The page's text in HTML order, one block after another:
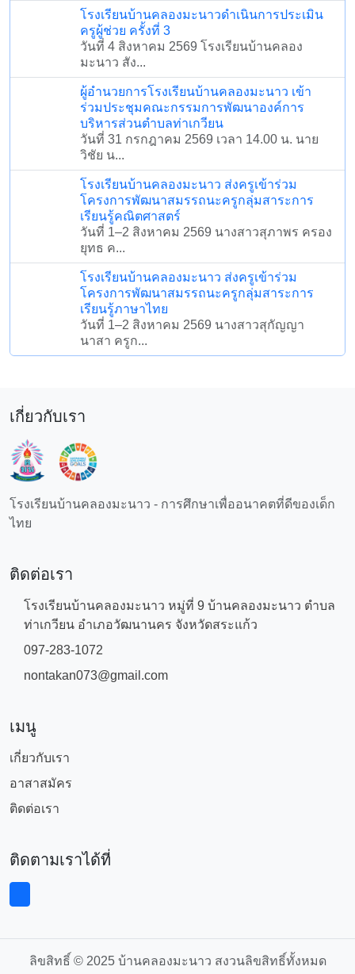
ผู้อำนวยการโรงเรียนบ้านคลองมะนาว เข้าร่วม
ประชุมคณะกรรมการพัฒนาองค์การบริหารส่วน
ตำบลท่าเกวียน
วันที่ 31 กรกฎาคม 2569 เวลา 14.00 น. นายวิชัย
น...
โรงเรียนบ้านคลองมะนาว ส่งครูเข้าร่วมโครงการ
พัฒนาสมรรถนะครูกลุ่มสาระการเรียนรู้
คณิตศาสตร์
วันที่ 1–2 สิงหาคม 2569 นางสาวสุภาพร ครอง
ยุทธ ค...
โรงเรียนบ้านคลองมะนาว ส่งครูเข้าร่วมโครงการ
พัฒนาสมรรถนะครูกลุ่มสาระการเรียนรู้ภาษาไทย
วันที่ 1–2 สิงหาคม 2569 นางสาวสุกัญญา นาสา
ครูก...
โรงเรียนบ้านคลองมะนาว - การศึกษาเพื่ออนาคตที่ดีของเด็กไทย
ติดต่อเรา
เกวียน อำเภอวัฒนานคร จังหวัดสระแก้ว
เมนู
เกี่ยวกับเรา
อาสาสมัคร
ติดตามเราได้ที่
ลิขสิทธิ์ © 2025 บ้านคลองมะนาว สงวนลิขสิทธิ์ทั้งหมด